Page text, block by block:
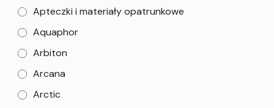
Apteczki i materiały opatrunkowe
Aquaphor
Arbiton
Arcana
Arctic